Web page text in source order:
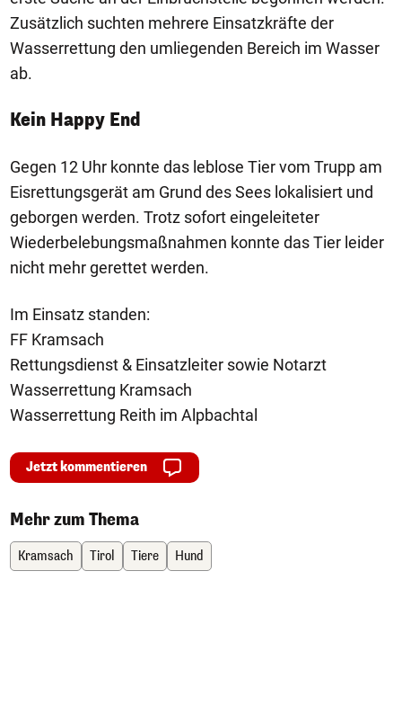
Zusätzlich suchten mehrere Einsatzkräfte der
Wasserrettung den umliegenden Bereich im Wasser
ab.
Kein Happy End
Gegen 12 Uhr konnte das leblose Tier vom Trupp am
Eisrettungsgerät am Grund des Sees lokalisiert und
geborgen werden. Trotz sofort eingeleiteter
Wiederbelebungsmaßnahmen konnte das Tier leider
nicht mehr gerettet werden.
Im Einsatz standen:
FF Kramsach
Rettungsdienst & Einsatzleiter sowie Notarzt
Wasserrettung Kramsach
Wasserrettung Reith im Alpbachtal
Jetzt kommentieren
Mehr zum Thema
Kramsach Tirol Tiere Hund